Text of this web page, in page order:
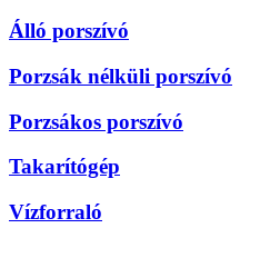
Álló porszívó
Porzsák nélküli porszívó
Porzsákos porszívó
Takarítógép
Vízforraló